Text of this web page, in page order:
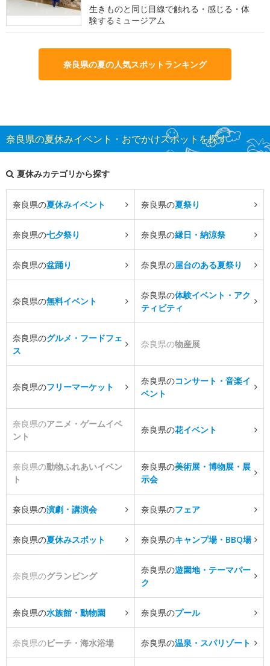
生きものと同じ目線で触れる・感じる・体
験するミュージアム
奈良県の夏の人気スポットランキング
奈良県の夏休みイベント・おでかけスポットを探す
夏休みカテゴリから探す
奈良県の夏休みイベント 奈良県の夏祭り
奈良県の七夕祭り 奈良県の縁日・納涼祭
奈良県の盆踊り 奈良県の屋台のある夏祭り
奈良県の無料イベント
奈良県の体験イベント・アク
ティビティ
奈良県のグルメ・フードフェ
ス
奈良県の物産展
奈良県のフリーマーケット
奈良県のコンサート・音楽イ
ベント
奈良県のアニメ・ゲームイベ
ント
奈良県の花イベント
奈良県の動物ふれあいイベン
ト
奈良県の美術展・博物展・展
示会
奈良県の演劇・講演会 奈良県のフェア
奈良県の夏休みスポット 奈良県のキャンプ場・BBQ場
奈良県のグランピング
奈良県の遊園地・テーマパー
ク
奈良県の水族館・動物園 奈良県のプール
奈良県のビーチ・海水浴場 奈良県の温泉・スパリゾート